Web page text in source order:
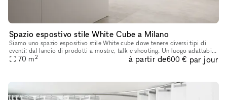
Spazio espostivo stile White Cube a Milano
Siamo uno spazio espositivo stile White cube dove tenere diversi tipi di
eventi: dal lancio di prodotti a mostre, talk e shooting. Un luogo adattabile
ad ogni tipo di evento. Ci troviamo nel piano
70 m2 à partir de600 € par jour